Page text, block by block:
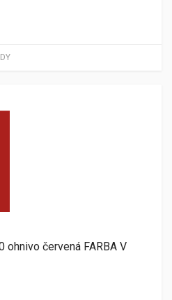
ohnivo červená FARBA V